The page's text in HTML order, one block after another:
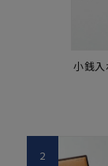
小銭
2